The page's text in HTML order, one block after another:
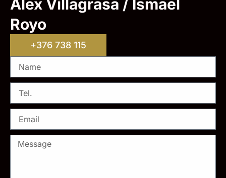
Alex Villagrasa / Ismael
Royo
+376 738 115